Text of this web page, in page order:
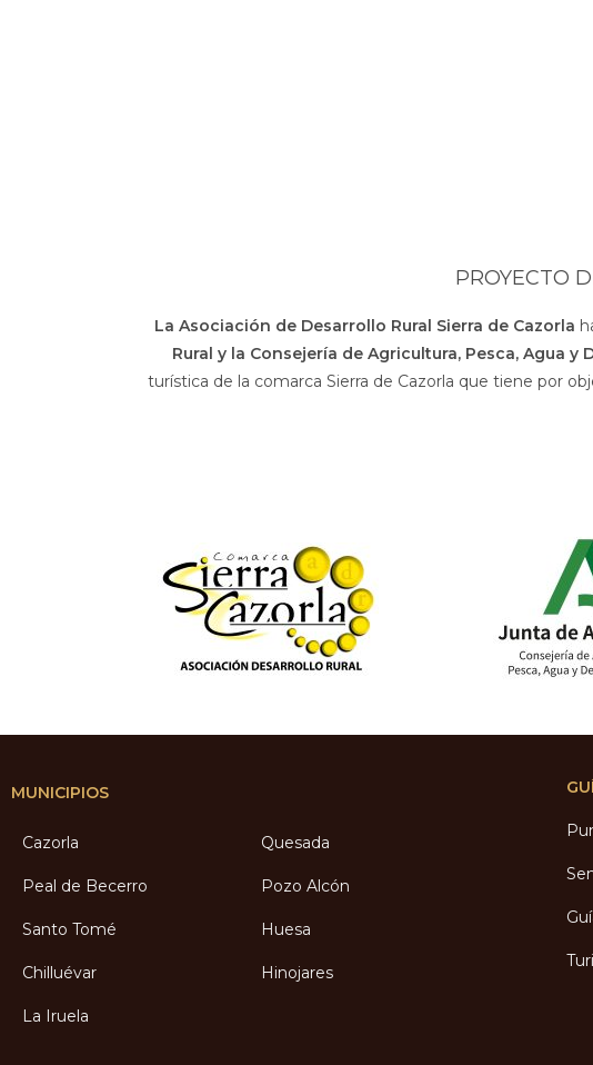
PROYECTO
La Asociación de Desarrollo Rural Sierra de Cazorla
Rural y la Consejería de Agricultura, Pesca, Agua
turística de la comarca Sierra de Cazorla que tiene por
MUNICIPIOS
Cazorla
Peal de Becerro
Santo Tomé
Chilluévar
La Iruela
Quesada
Pozo Alcón
Huesa
Hinojares